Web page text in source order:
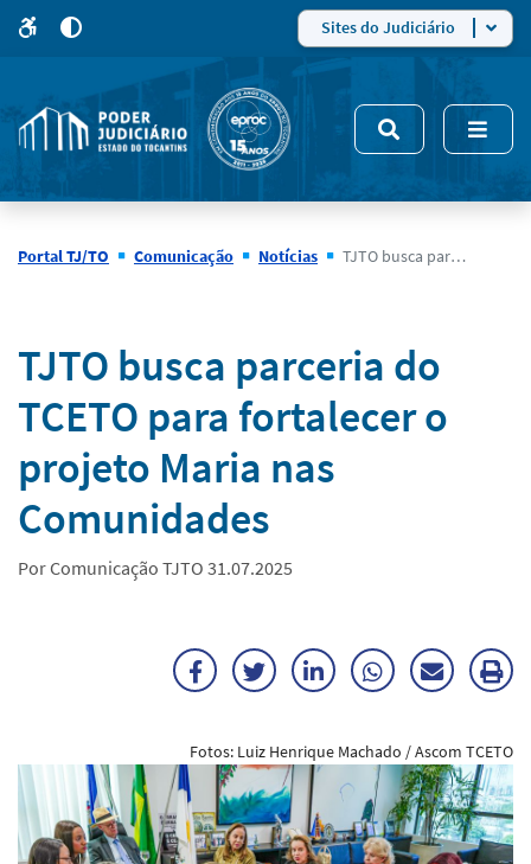
site
5
modo
de
alto
Sites do Judiciário
Portal TJ/TO Comunicação Notícias TJTO busca parceria do TCETO para fortalecer o projeto Maria nas Comunidades
Notícias
TJTO busca parceria do
TCETO para fortalecer o
projeto Maria nas
Comunidades
Por Comunicação TJTO 31.07.2025
FacebookTwitterLinkedInWhatsApp
Enviar
E-
mail
Fotos: Luiz Henrique Machado / Ascom TCETO